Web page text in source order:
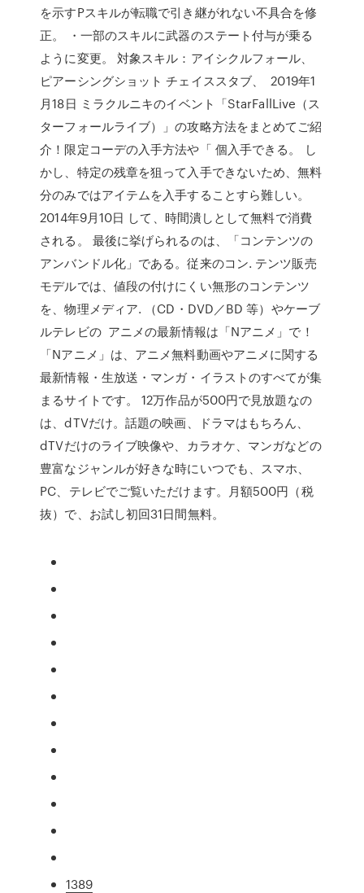
を示すPスキルが転職で引き継がれない不具合を修
正。 ・一部のスキルに武器のステート付与が乗る
ように変更。 対象スキル：アイシクルフォール、
ピアーシングショット チェイススタブ、 2019年1
月18日 ミラクルニキのイベント「StarFallLive（ス
ターフォールライブ）」の攻略方法をまとめてご紹
介！限定コーデの入手方法や「 個入手できる。 し
かし、特定の残章を狙って入手できないため、無料
分のみではアイテムを入手することすら難しい。
2014年9月10日 して、時間潰しとして無料で消費
される。 最後に挙げられるのは、「コンテンツの
アンバンドル化」である。従来のコン. テンツ販売
モデルでは、値段の付けにくい無形のコンテンツ
を、物理メディア. （CD・DVD／BD 等）やケーブ
ルテレビの アニメの最新情報は「Nアニメ」で！
「Nアニメ」は、アニメ無料動画やアニメに関する
最新情報・生放送・マンガ・イラストのすべてが集
まるサイトです。 12万作品が500円で見放題なの
は、dTVだけ。話題の映画、ドラマはもちろん、
dTVだけのライブ映像や、カラオケ、マンガなどの
豊富なジャンルが好きな時にいつでも、スマホ、
PC、テレビでご覧いただけます。月額500円（税
抜）で、お試し初回31日間無料。
1389